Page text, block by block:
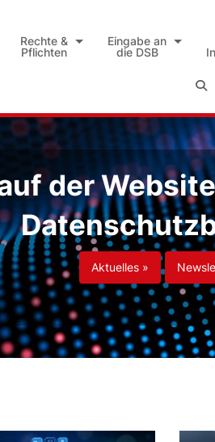
Rechte &
Pflichten
Eingabe an
die DSB
der
Aktuelles »